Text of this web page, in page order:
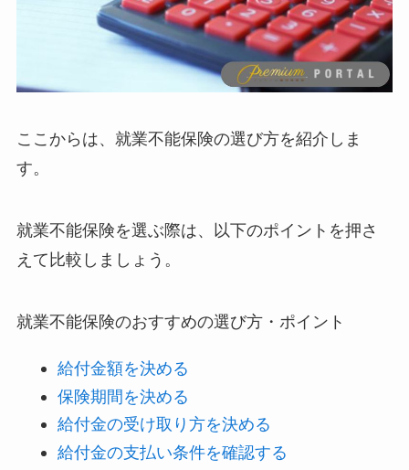
ここからは、就業不能保険の選び方を紹介しま
す。
就業不能保険を選ぶ際は、以下のポイントを押さ
えて比較しましょう。
就業不能保険のおすすめの選び方・ポイント
給付金額を決める
保険期間を決める
給付金の受け取り方を決める
給付金の支払い条件を確認する